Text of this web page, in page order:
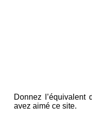
Donnez
avez aimé ce site.